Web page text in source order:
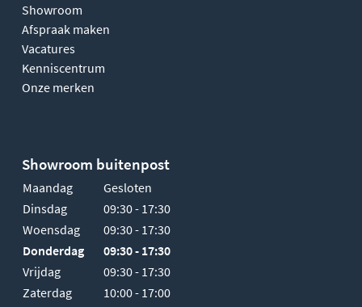
Showroom
Afspraak maken
Vacatures
Kenniscentrum
Onze merken
Showroom buitenpost
Maandag
Gesloten
Dinsdag
09:30 - 17:30
Woensdag
09:30 - 17:30
Donderdag
09:30 - 17:30
Vrijdag
09:30 - 17:30
Zaterdag
10:00 - 17:00